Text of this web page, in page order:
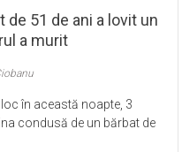
de 51 de ani a lovit un
a murit
în această noapte, 3
condusă de un bărbat de